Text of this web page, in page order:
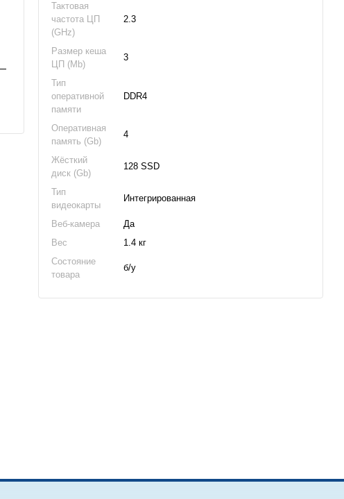
Тактовая
частота ЦП
(GHz)
2.3
Размер кеша
ЦП (Mb)
3
Тип
оперативной
памяти
DDR4
Оперативная
память (Gb)
4
Жёсткий
диск (Gb)
128 SSD
Тип
видеокарты
Интегрированная
Веб-камера
Да
Вес
1.4 кг
Состояние
товара
б/у